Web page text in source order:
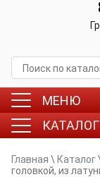
МЕНЮ
Главная \ Каталог
головкой, из